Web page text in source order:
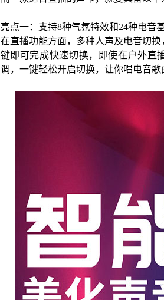
亮点一：支持8种气氛特效和24种电音
在直播功能方面，多种人声及电音切
键即可完成快速切换，即使在户外直
调，一键轻松开启切换，让你唱电音歌